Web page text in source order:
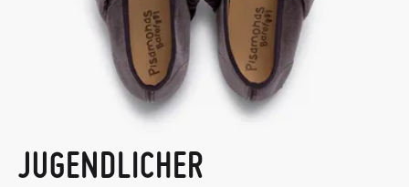
JUGENDLICHER